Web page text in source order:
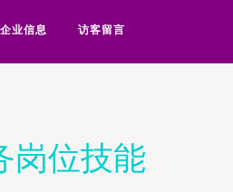
企业信息 访客留言
岗位技能